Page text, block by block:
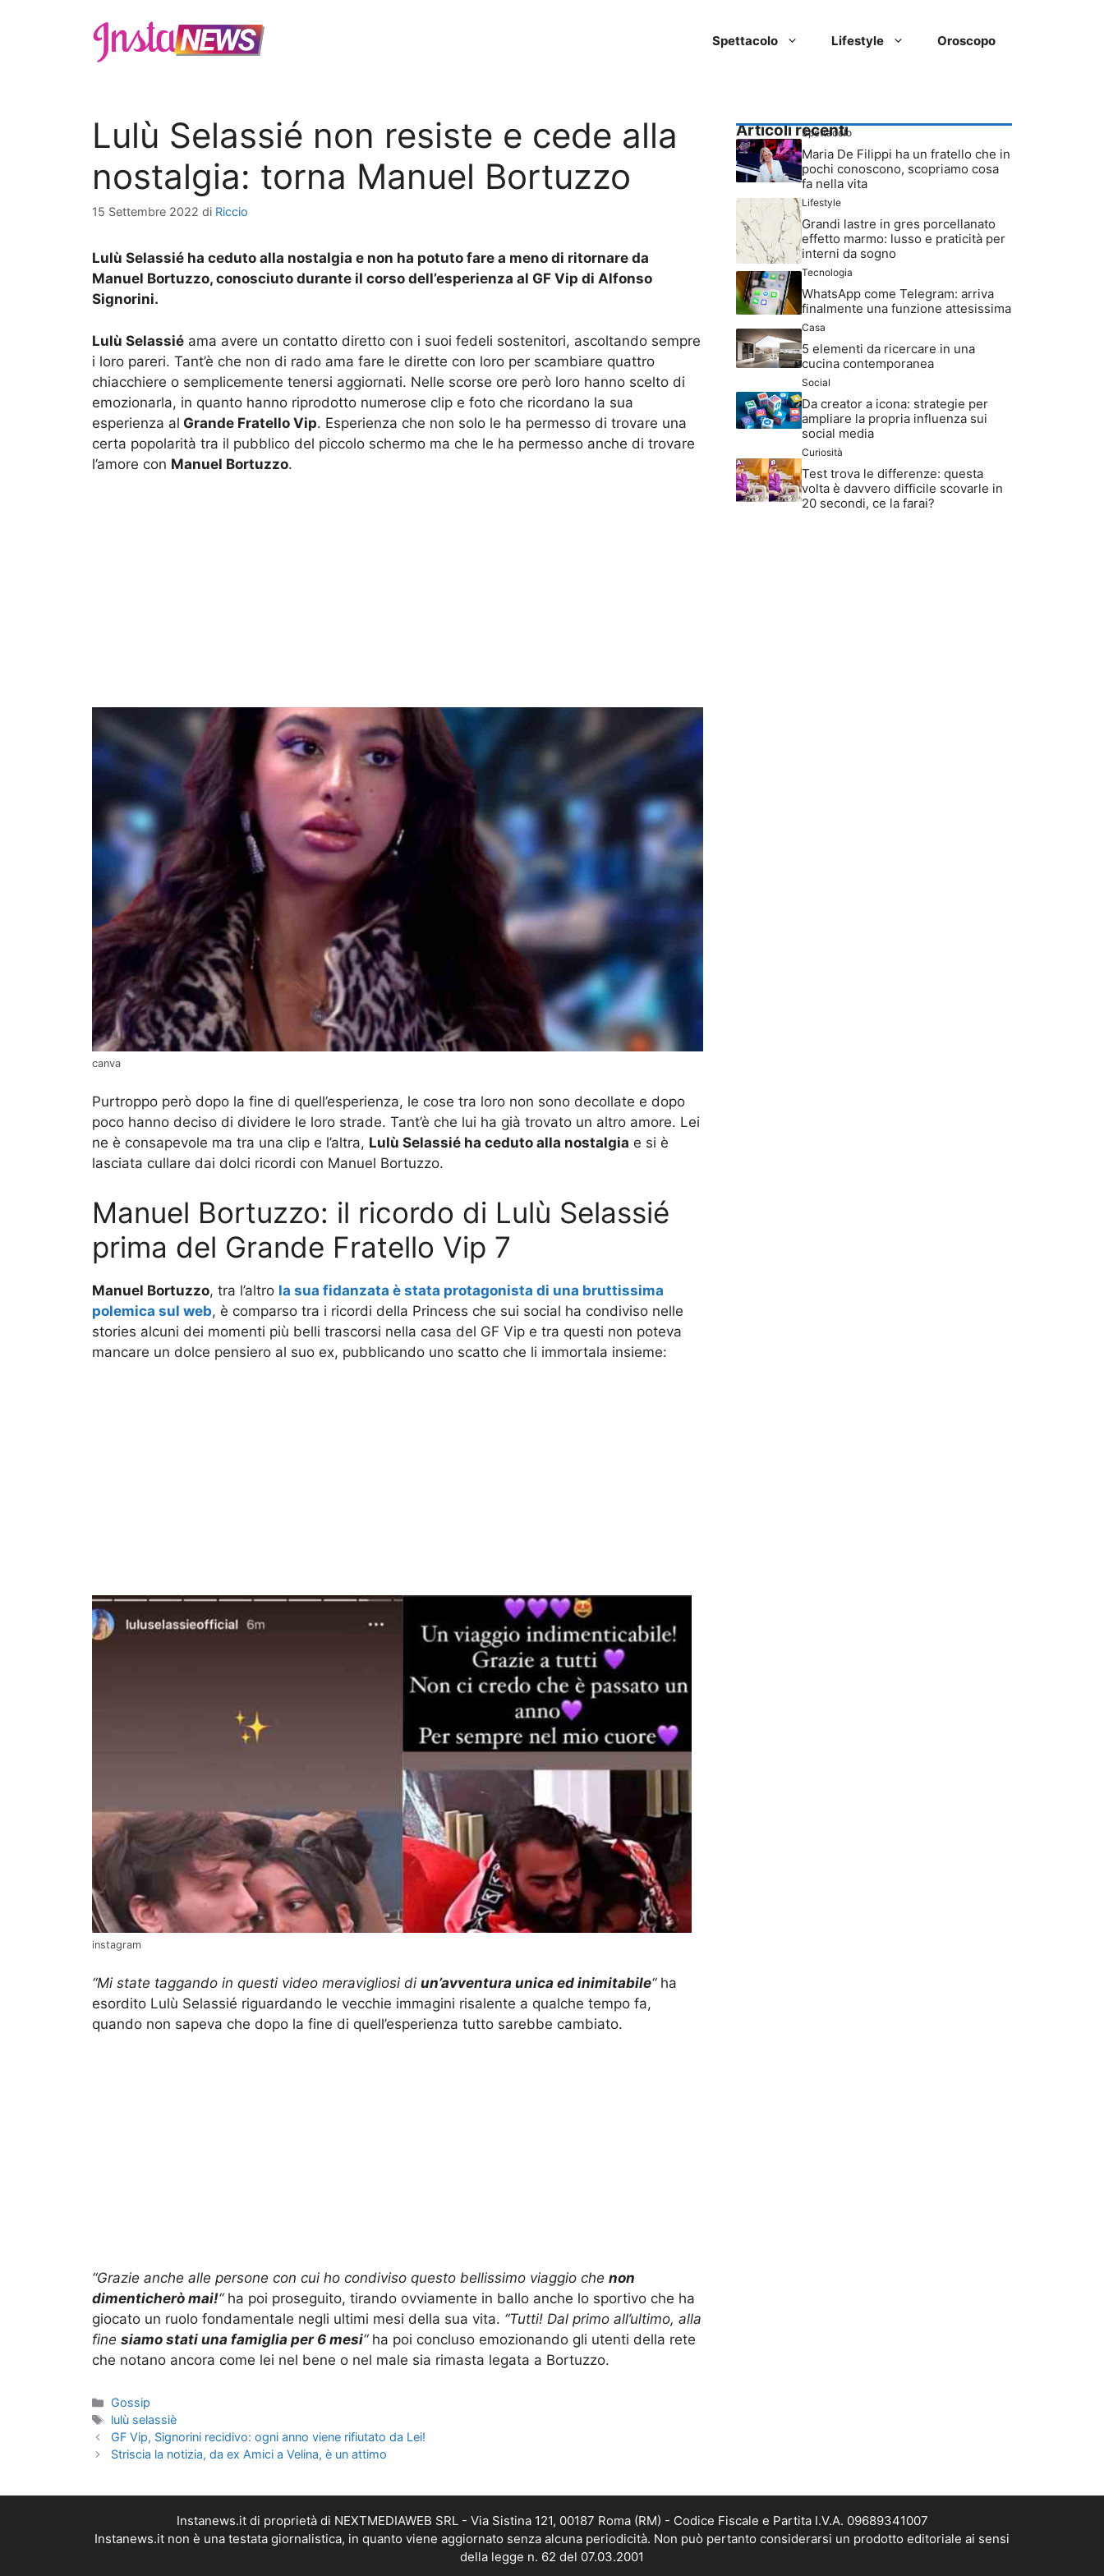
Spettacolo Lifestyle Oroscopo
Lulù Selassié non resiste e cede alla
nostalgia: torna Manuel Bortuzzo
15 Settembre 2022 di Riccio
Lulù Selassié ha ceduto alla nostalgia e non ha potuto fare a meno di ritornare da
Manuel Bortuzzo, conosciuto durante il corso dell’esperienza al GF Vip di Alfonso
Signorini.
Lulù Selassié ama avere un contatto diretto con i suoi fedeli sostenitori, ascoltando sempre
i loro pareri. Tant’è che non di rado ama fare le dirette con loro per scambiare quattro
chiacchiere o semplicemente tenersi aggiornati. Nelle scorse ore però loro hanno scelto di
emozionarla, in quanto hanno riprodotto numerose clip e foto che ricordano la sua
esperienza al Grande Fratello Vip. Esperienza che non solo le ha permesso di trovare una
certa popolarità tra il pubblico del piccolo schermo ma che le ha permesso anche di trovare
l’amore con Manuel Bortuzzo.
canva
Purtroppo però dopo la fine di quell’esperienza, le cose tra loro non sono decollate e dopo
poco hanno deciso di dividere le loro strade. Tant’è che lui ha già trovato un altro amore. Lei
ne è consapevole ma tra una clip e l’altra, Lulù Selassié ha ceduto alla nostalgia e si è
lasciata cullare dai dolci ricordi con Manuel Bortuzzo.
Manuel Bortuzzo: il ricordo di Lulù Selassié
prima del Grande Fratello Vip 7
Manuel Bortuzzo, tra l’altro la sua fidanzata è stata protagonista di una bruttissima
polemica sul web, è comparso tra i ricordi della Princess che sui social ha condiviso nelle
stories alcuni dei momenti più belli trascorsi nella casa del GF Vip e tra questi non poteva
mancare un dolce pensiero al suo ex, pubblicando uno scatto che li immortala insieme:
instagram
“Mi state taggando in questi video meravigliosi di un’avventura unica ed inimitabile“ha
esordito Lulù Selassié riguardando le vecchie immagini risalente a qualche tempo fa,
quando non sapeva che dopo la fine di quell’esperienza tutto sarebbe cambiato.
“Grazie anche alle persone con cui ho condiviso questo bellissimo viaggio che non
dimenticherò mai!“ha poi proseguito, tirando ovviamente in ballo anche lo sportivo che ha
giocato un ruolo fondamentale negli ultimi mesi della sua vita. “Tutti! Dal primo all’ultimo, alla
fine siamo stati una famiglia per 6 mesi“ha poi concluso emozionando gli utenti della rete
che notano ancora come lei nel bene o nel male sia rimasta legata a Bortuzzo.
Categorie
Gossip
Tag
lulù selassiè
GF Vip, Signorini recidivo: ogni anno viene rifiutato da Lei!
Striscia la notizia, da ex Amici a Velina, è un attimo
Articoli recenti
Spettacolo
Maria De Filippi ha un fratello che in
pochi conoscono, scopriamo cosa
fa nella vita
Lifestyle
Grandi lastre in gres porcellanato
effetto marmo: lusso e praticità per
interni da sogno
Tecnologia
WhatsApp come Telegram: arriva
finalmente una funzione attesissima
Casa
5 elementi da ricercare in una
cucina contemporanea
Social
Da creator a icona: strategie per
ampliare la propria influenza sui
social media
Curiosità
Test trova le differenze: questa
volta è davvero difficile scovarle in
20 secondi, ce la farai?
Instanews.it di proprietà di NEXTMEDIAWEB SRL - Via Sistina 121, 00187 Roma (RM) - Codice Fiscale e Partita I.V.A. 09689341007
Instanews.it non è una testata giornalistica, in quanto viene aggiornato senza alcuna periodicità. Non può pertanto considerarsi un prodotto editoriale ai sensi
della legge n. 62 del 07.03.2001